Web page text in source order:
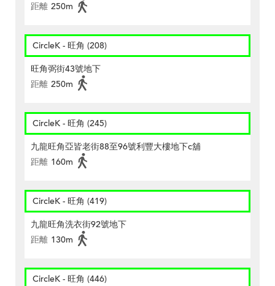
距離 250m
CircleK - 旺角 (208)
旺角弼街43號地下
距離 250m
CircleK - 旺角 (245)
九龍旺角亞皆老街88至96號利豐大樓地下c舖
距離 160m
CircleK - 旺角 (419)
九龍旺角洗衣街92號地下
距離 130m
CircleK - 旺角 (446)